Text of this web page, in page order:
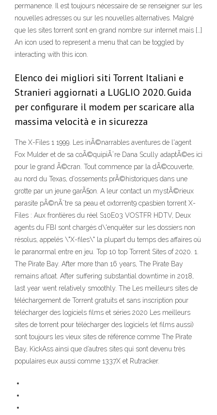
permanence. Il est toujours nécessaire de se renseigner sur les
nouvelles adresses ou sur les nouvelles alternatives. Malgré
que les sites torrent sont en grand nombre sur internet mais […]
An icon used to represent a menu that can be toggled by
interacting with this icon.
Elenco dei migliori siti Torrent Italiani e
Stranieri aggiornati a LUGLIO 2020. Guida
per configurare il modem per scaricare alla
massima velocità e in sicurezza
The X-Files 1 1999. Les inÃ©narrables aventures de l'agent
Fox Mulder et de sa coÃ©quipiÃ¨re Dana Scully adaptÃ©es ici
pour le grand Ã©cran. Tout commence par la dÃ©couverte,
au nord du Texas, d'ossements prÃ©historiques dans une
grotte par un jeune garÃ§on. A leur contact un mystÃ©rieux
parasite pÃ©nÃ¨tre sa peau et oxtorrent9 cpasbien torrent X-
Files : Aux frontières du réel S10E03 VOSTFR HDTV, Deux
agents du FBI sont chargés d\'enquêter sur les dossiers non
résolus, appelés \"X-files\" la plupart du temps des affaires où
le paranormal entre en jeu. Top 10 top Torrent Sites of 2020. 1.
The Pirate Bay. After more than 16 years, The Pirate Bay
remains afloat. After suffering substantial downtime in 2018,
last year went relatively smoothly. The Les meilleurs sites de
téléchargement de Torrent gratuits et sans inscription pour
télécharger des logiciels films et séries 2020 Les meilleurs
sites de torrent pour télécharger des logiciels (et films aussi)
sont toujours les vieux sites de référence comme The Pirate
Bay, KickAss ainsi que d’autres sites qui sont devenu très
populaires eux aussi comme 1337X et Rutracker.